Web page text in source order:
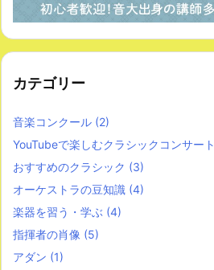
カテゴリー
音楽コンクール (2)
YouTubeで楽しむクラシックコンサート
おすすめのクラシック (3)
オーケストラの豆知識 (4)
楽器を習う・学ぶ (4)
指揮者の肖像 (5)
アダン (1)